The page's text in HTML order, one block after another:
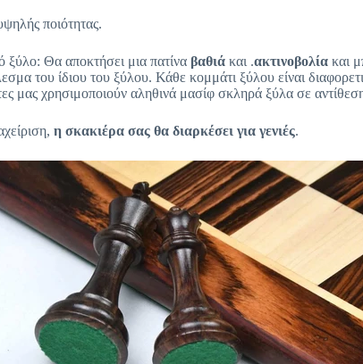
ποιότητας.
ξύλο: Θα αποκτήσει μια πατίνα βαθιά και .ακτινοβολία και
του ίδιου του ξύλου. Κάθε κομμάτι ξύλου είναι
μας χρησιμοποιούν αληθινά μασίφ σκληρά ξύλα σε
η σκακιέρα σας θα διαρκέσει για γενιές.